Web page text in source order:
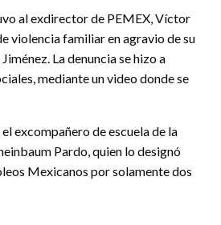
al exdirector de PEMEX, Víctor
violencia familiar en agravio de su
La denuncia se hizo a
mediante un video donde se
excompañero de escuela de la
Pardo, quien lo designó
Mexicanos por solamente dos